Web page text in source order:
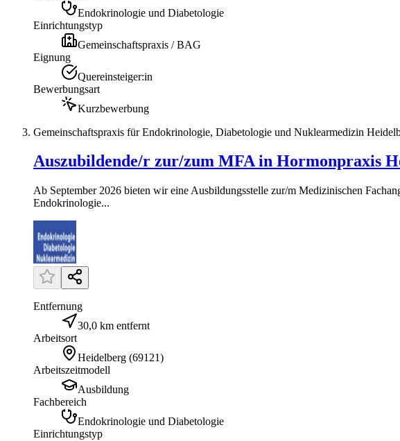
Endokrinologie und Diabetologie
Einrichtungstyp
Gemeinschaftspraxis / BAG
Eignung
Quereinsteiger:in
Bewerbungsart
Kurzbewerbung
Gemeinschaftspraxis für Endokrinologie, Diabetologie und Nuklearmedizin
Auszubildende/r zur/zum MFA in Hormonpraxis
Ab September 2026 bieten wir eine Ausbildungsstelle zur/m Medizinischen
Endokrinologie...
Entfernung
30,0 km entfernt
Arbeitsort
Heidelberg (69121)
Arbeitszeitmodell
Ausbildung
Fachbereich
Endokrinologie und Diabetologie
Einrichtungstyp